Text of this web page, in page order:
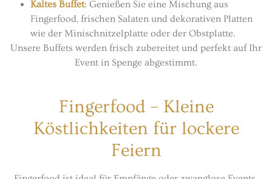
Kaltes Buffet: Genießen Sie eine Mischung aus
Fingerfood, frischen Salaten und dekorativen Platten
wie der Minischnitzelplatte oder der Obstplatte.
Unsere Buffets werden frisch zubereitet und perfekt auf Ihr
Event in Spenge abgestimmt.
Fingerfood – Kleine
Köstlichkeiten für lockere
Feiern